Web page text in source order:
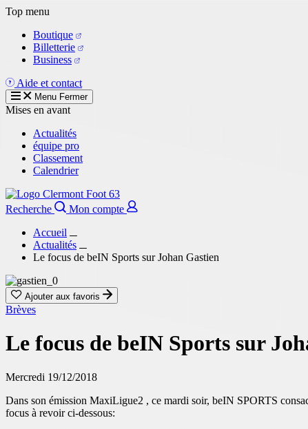
Aller
contenu
principal
Top menu
Boutique
Billetterie
Business
Aide et contact
Menu Fermer
Mises en avant
Actualités
équipe pro
Classement
Calendrier
Recherche
Mon compte
Accueil
Actualités
Le focus de beIN Sports sur Johan Gastien
Ajouter aux favoris
Brèves
Le focus de beIN Sports sur
Mercredi 19/12/2018
Dans son émission MaxiLigue2 , ce mardi soir, beIN SPORTS
focus à revoir ci-dessous: